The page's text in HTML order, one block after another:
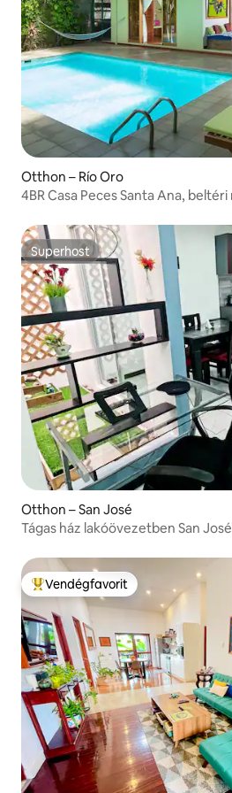
Otthon – Río Oro
4BR Casa Peces Santa Ana,
Superhost
Superhost
Otthon – San José
Tágas ház lakóövezetben San
Kiemelt vendégfavorit
Vendégfavorit